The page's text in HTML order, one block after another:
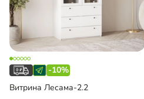
-10%
Витрина Лесама-2.2